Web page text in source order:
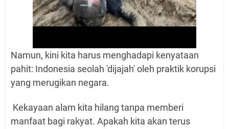
Namun, kini kita harus menghadapi kenyataan
pahit: Indonesia seolah 'dijajah' oleh praktik korupsi
yang merugikan negara.
Kekayaan alam kita hilang tanpa memberi
manfaat bagi rakyat. Apakah kita akan terus